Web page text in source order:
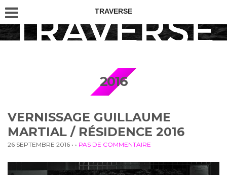
TRAVERSE
2016
VERNISSAGE GUILLAUME
MARTIAL / RÉSIDENCE 2016
26 SEPTEMBRE 2016 • • PAS DE COMMENTAIRE